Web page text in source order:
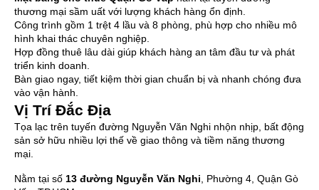
thương mại sầm uất với lượng khách hàng ổn định.
Công trình gồm 1 trệt 4 lầu và 8 phòng, phù hợp cho nhiều mô
hình khai thác chuyên nghiệp.
Hợp đồng thuê lâu dài giúp khách hàng an tâm đầu tư và phát
triển kinh doanh.
Bàn giao ngay, tiết kiệm thời gian chuẩn bị và nhanh chóng đưa
vào vận hành.
Vị Trí Đắc Địa
Tọa lạc trên tuyến đường Nguyễn Văn Nghi nhộn nhịp, bất động
sản sở hữu nhiều lợi thế về giao thông và tiềm năng thương
mại.
Nằm tại số 13 đường Nguyễn Văn Nghi, Phường 4, Quận Gò